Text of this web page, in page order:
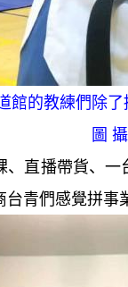
館的教練們除
圖 攝
直播帶貨、一
青們感覺拼事